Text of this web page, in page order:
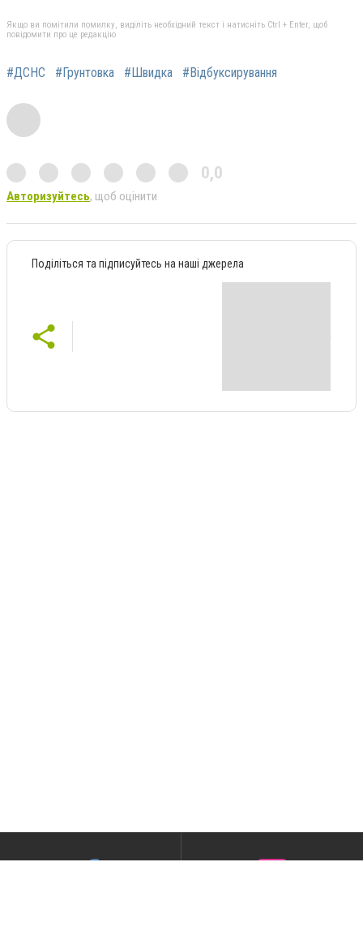
Якщо ви помітили помилку, виділіть необхідний текст і натисніть Ctrl + Enter, щоб
повідомити про це редакцію
#ДСНС #Грунтовка #Швидка #Відбуксирування
0,0
Авторизуйтесь, щоб оцінити
Поділіться та підписуйтесь на наші джерела